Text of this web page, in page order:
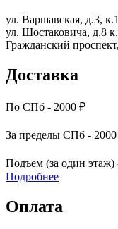
ул. Варшавская, д.3,
ул. Шостаковича, д.8
Гражданский
Доставка
По СПб - 2000 ₽
За пределы СПб -
Подъем (за один этаж)
Подробнее
Оплата